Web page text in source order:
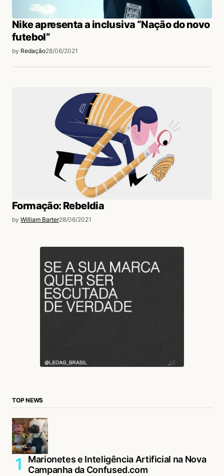
Nike apresenta a inclusiva “Nação do novo
futebol”
by Redação28/06/2021
Formação: Rebeldia
by William Barter28/06/2021
TOP NEWS
Marionetes e Inteligência Artificial na Nova
Campanha da Confused.com